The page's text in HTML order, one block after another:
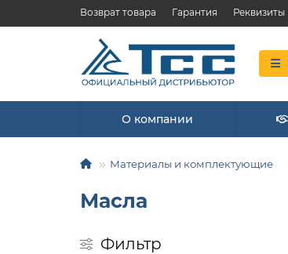
Возврат товара Гарантия Реквизиты
О компании
Материалы и комплектующие
Масла
Фильтр